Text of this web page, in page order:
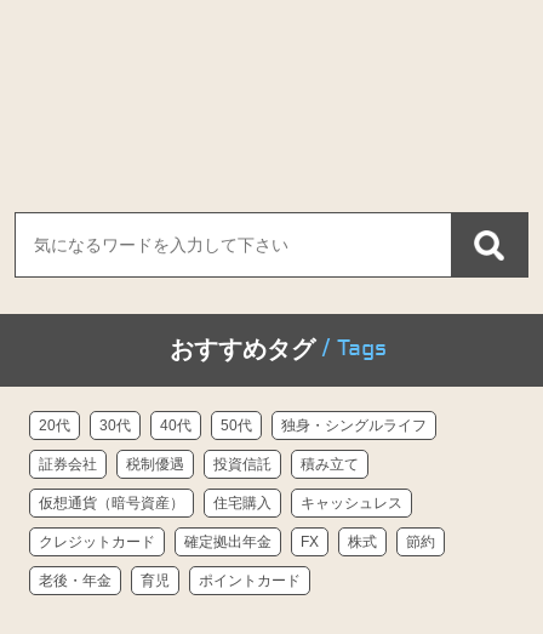
おすすめタグ/ Tags
20代 30代 40代 50代 独身・シングルライフ
証券会社 税制優遇 投資信託 積み立て
仮想通貨（暗号資産） 住宅購入 キャッシュレス
クレジットカード 確定拠出年金 FX 株式 節約
老後・年金 育児 ポイントカード